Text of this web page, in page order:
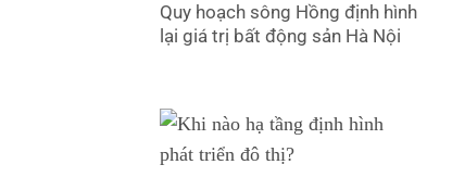
Quy hoạch sông Hồng định hình
lại giá trị bất động sản Hà Nội